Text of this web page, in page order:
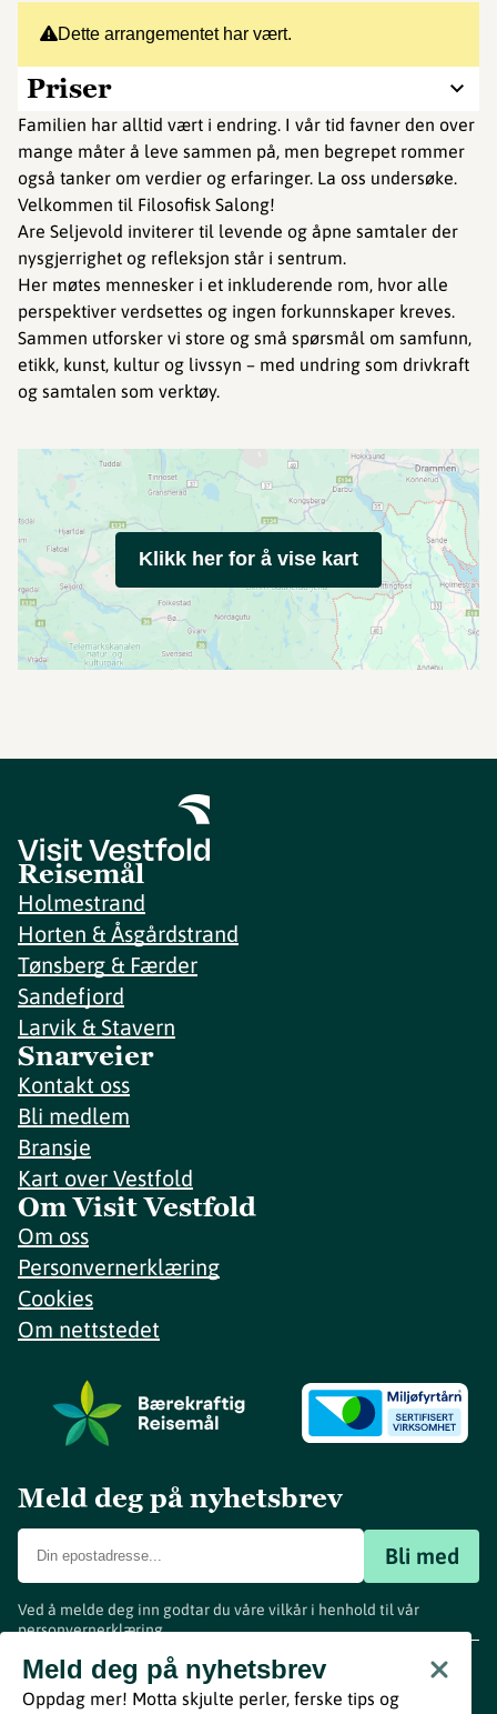
Dette arrangementet har vært.
Priser
Familien har alltid vært i endring. I vår tid favner den over
mange måter å leve sammen på, men begrepet rommer
også tanker om verdier og erfaringer. La oss undersøke.
Velkommen til Filosofisk Salong!
Are Seljevold inviterer til levende og åpne samtaler der
nysgjerrighet og refleksjon står i sentrum.
Her møtes mennesker i et inkluderende rom, hvor alle
perspektiver verdsettes og ingen forkunnskaper kreves.
Sammen utforsker vi store og små spørsmål om samfunn,
etikk, kunst, kultur og livssyn – med undring som drivkraft
og samtalen som verktøy.
Klikk her for å vise kart
Reisemål
Holmestrand
Horten & Åsgårdstrand
Tønsberg & Færder
Sandefjord
Larvik & Stavern
Snarveier
Kontakt oss
Bli medlem
Bransje
Kart over Vestfold
Om Visit Vestfold
Om oss
Personvernerklæring
Cookies
Om nettstedet
Meld deg på nyhetsbrev
Bli med
Ved å melde deg inn godtar du våre vilkår i henhold til vår
personvernerklæring.
Meld deg på nyhetsbrev
Oppdag mer! Motta skjulte perler, ferske tips og
www.visitvestfold.com
Turistinformasjon